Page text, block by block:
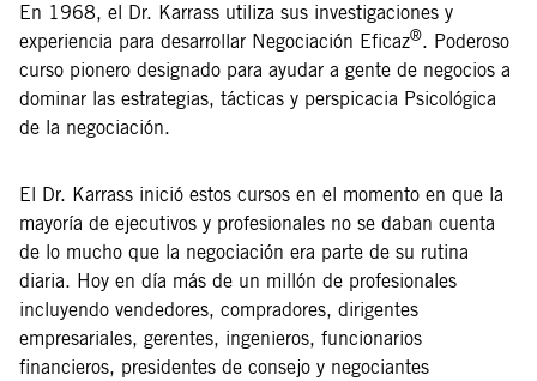
En 1968, el Dr. Karrass utiliza sus investigaciones y
experiencia para desarrollar Negociación Eficaz®. Poderoso
curso pionero designado para ayudar a gente de negocios a
dominar las estrategias, tácticas y perspicacia Psicológica
de la negociación.
El Dr. Karrass inició estos cursos en el momento en que la
mayoría de ejecutivos y profesionales no se daban cuenta
de lo mucho que la negociación era parte de su rutina
diaria. Hoy en día más de un millón de profesionales
incluyendo vendedores, compradores, dirigentes
empresariales, gerentes, ingenieros, funcionarios
financieros, presidentes de consejo y negociantes